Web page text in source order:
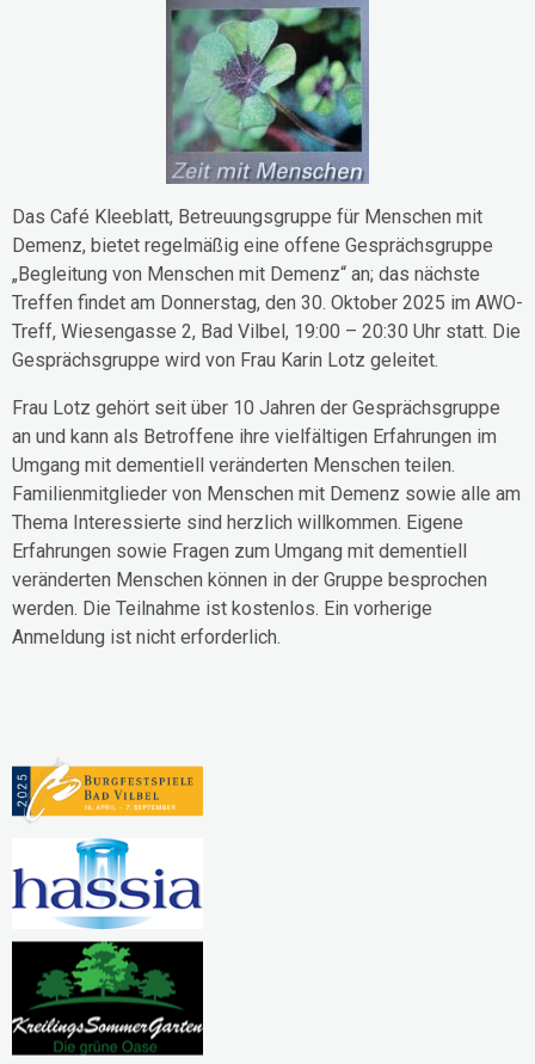
Das Café Kleeblatt, Betreuungsgruppe für Menschen mit
Demenz, bietet regelmäßig eine offene Gesprächsgruppe
„Begleitung von Menschen mit Demenz“ an; das nächste
Treffen findet am Donnerstag, den 30. Oktober 2025 im AWO-
Treff, Wiesengasse 2, Bad Vilbel, 19:00 – 20:30 Uhr statt. Die
Gesprächsgruppe wird von Frau Karin Lotz geleitet.
Frau Lotz gehört seit über 10 Jahren der Gesprächsgruppe
an und kann als Betroffene ihre vielfältigen Erfahrungen im
Umgang mit dementiell veränderten Menschen teilen.
Familienmitglieder von Menschen mit Demenz sowie alle am
Thema Interessierte sind herzlich willkommen. Eigene
Erfahrungen sowie Fragen zum Umgang mit dementiell
veränderten Menschen können in der Gruppe besprochen
werden. Die Teilnahme ist kostenlos. Ein vorherige
Anmeldung ist nicht erforderlich.